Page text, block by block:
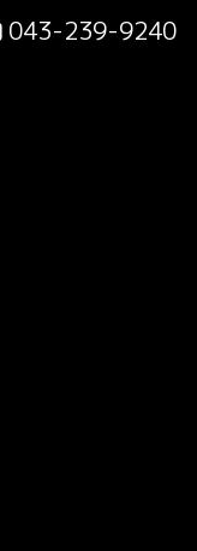
043-239-9240